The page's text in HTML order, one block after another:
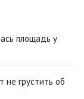
площадь у
не грустить об